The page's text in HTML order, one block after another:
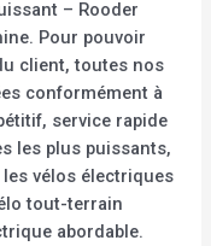
– Rooder
Pour pouvoir
client, toutes nos
conformément à
service rapide
les plus puissants,
vélos électriques
tout-terrain
abordable.